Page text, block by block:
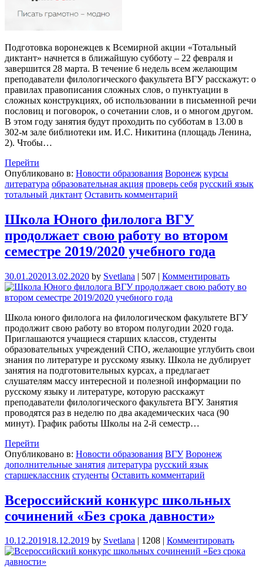
Подготовка воронежцев к Всемирной акции «Тотальный
диктант» начнется в ближайшую субботу – 22 февраля и
завершится 28 марта. В течение 6 недель всем желающим
преподаватели филологического факультета ВГУ расскажут: о
правилах правописания сложных слов, о пунктуации в
сложных конструкциях, об использовании в письменной речи
пословиц и поговорок, о сочетании слов, и о многом другом.
В этом году занятия будут проходить по субботам в 13.00 в
302-м зале библиотеки им. И.С. Никитина (площадь Ленина,
2). Чтобы…
Перейти
Опубликовано в: Новости образования Воронеж курсы
литература образовательная акция проверь себя русский язык
тотальный диктант Оставить комментарий
Школа Юного филолога ВГУ
продолжает свою работу во втором
семестре 2019/2020 учебного года
30.01.202013.02.2020 by Svetlana | 507 | Комментировать
Школа юного филолога на филологическом факультете ВГУ
продолжит свою работу во втором полугодии 2020 года.
Приглашаются учащиеся старших классов, студенты
образовательных учреждений СПО, желающие углубить свои
знания по литературе и русскому языку. Школа не дублирует
занятия на подготовительных курсах, а предлагает
слушателям массу интересной и полезной информации по
русскому языку и литературе, которую расскажут
преподаватели филологического факультета ВГУ. Занятия
проводятся раз в неделю по два академических часа (90
минут). График работы Школы на 2-й семестр…
Перейти
Опубликовано в: Новости образования ВГУ Воронеж
дополнительные занятия литература русский язык
старшеклассник студенты Оставить комментарий
Всероссийский конкурс школьных
сочинений «Без срока давности»
10.12.201918.12.2019 by Svetlana | 1208 | Комментировать